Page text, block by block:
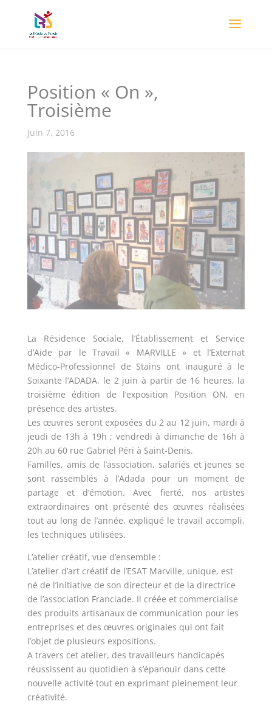
Position « On »,
Troisième
Juin 7, 2016
La Résidence Sociale, l’Établissement et Service
d’Aide par le Travail « MARVILLE » et l’Externat
Médico-Professionnel de Stains ont inauguré à le
Soixante l’ADADA, le 2 juin à partir de 16 heures, la
troisième édition de l’exposition Position ON, en
présence des artistes.
Les œuvres seront exposées du 2 au 12 juin, mardi à
jeudi de 13h à 19h ; vendredi à dimanche de 16h à
20h au 60 rue Gabriel Péri à Saint-Denis.
Familles, amis de l’association, salariés et jeunes se
sont rassemblés à l’Adada pour un moment de
partage et d’émotion. Avec fierté, nos artistes
extraordinaires ont présenté des œuvres réalisées
tout au long de l’année, expliqué le travail accompli,
les techniques utilisées.
L’atelier créatif, vue d’ensemble :
L’atelier d’art créatif de l’ESAT Marville, unique, est
né de l’initiative de son directeur et de la directrice
de l’association Franciade. Il créée et commercialise
des produits artisanaux de communication pour les
entreprises et des œuvres originales qui ont fait
l’objet de plusieurs expositions.
A travers cet atelier, des travailleurs handicapés
réussissent au quotidien à s’épanouir dans cette
nouvelle activité tout en exprimant pleinement leur
créativité.